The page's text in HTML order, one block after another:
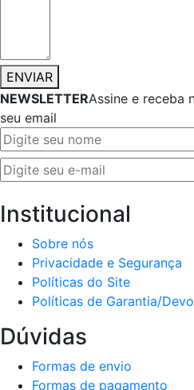
ENVIAR
NEWSLETTERAssine e receba
seu email
Institucional
Sobre nós
Privacidade e Segurança
Políticas do Site
Políticas de Garantia/
Dúvidas
Formas de envio
Formas de pagamento